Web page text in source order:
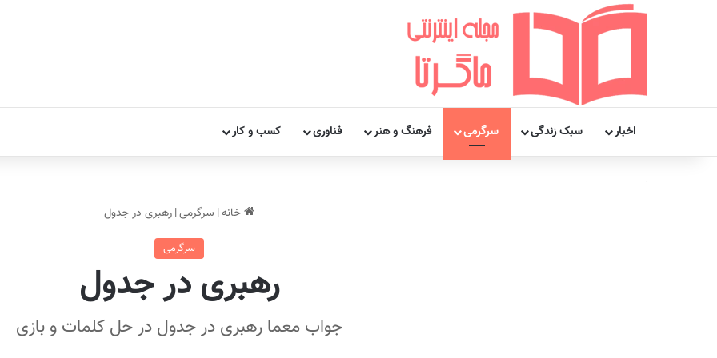
اخبار سبک زندگی سرگرمی فرهنگ و هنر فناوری کسب و کار
خانه| سرگرمی|رهبری در جدول
سرگرمی
رهبری در جدول
جواب معما رهبری در جدول در حل کلمات و بازی